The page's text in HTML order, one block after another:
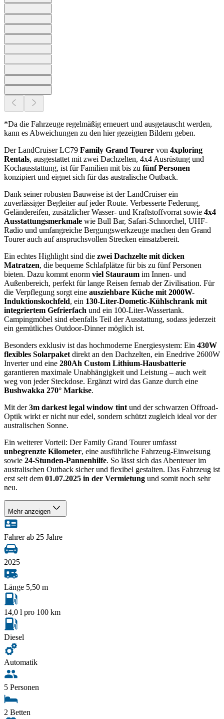
*Da die Fahrzeuge regelmäßig erneuert und ausgetauscht werden,
kann es Abweichungen zu den hier gezeigten Bildern geben.
Der LandCruiser LC79 Family Grand Tourer von 4xploring
Rentals, ausgestattet mit zwei Dachzelten, 4x4 Ausrüstung und
Kochausstattung, ist für Familien mit bis zu fünf Personen
konzipiert und eignet sich für das australische Outback.
Dank seiner robusten Bauweise ist der LandCruiser ein
zuverlässiger Begleiter auf jeder Route. Verbesserte Federung,
Geländereifen, zusätzlicher Wasser- und Kraftstoffvorrat sowie 4x4
Ausstattungsmerkmale wie Bull Bar, Safari-Schnorchel, UHF-
Radio und umfangreiche Bergungswerkzeuge machen den Grand
Tourer auch auf anspruchsvollen Strecken einsatzbereit.
Ein echtes Highlight sind die zwei Dachzelte mit dicken
Matratzen, die bequeme Schlafplätze für bis zu fünf Personen
bieten. Dazu kommt enorm viel Stauraum im Innen- und
Außenbereich, perfekt für lange Reisen fernab der Zivilisation. Für
die Verpflegung sorgt eine ausziehbare Küche mit 2000W-
Induktionskochfeld, ein 130-Liter-Dometic-Kühlschrank mit
integriertem Gefrierfach und ein 100-Liter-Wassertank.
Campingmöbel sind ebenfalls Teil der Ausstattung, sodass jederzeit
ein gemütliches Outdoor-Dinner möglich ist.
Besonders exklusiv ist das hochmoderne Energiesystem: Ein 430W
flexibles Solarpaketdirekt an den Dachzelten, ein Enedrive 2600W
Inverter und eine 280Ah Custom Lithium-Hausbatterie
garantieren maximale Unabhängigkeit und Leistung – auch weit
weg von jeder Steckdose. Ergänzt wird das Ganze durch eine
Bushwakka 270° Markise.
Mit der3m darkest legal window tintund der schwarzen Offroad-
Optik wirkt er nicht nur edel, sondern schützt zugleich ideal vor der
australischen Sonne.
Ein weiterer Vorteil: Der Family Grand Tourer umfasst
unbegrenzte Kilometer, eine ausführliche Fahrzeug-Einweisung
sowie 24-Stunden-Pannenhilfe. So lässt sich das Abenteuer im
australischen Outback sicher und flexibel gestalten. Das Fahrzeug ist
erst seit dem 01.07.2025 in der Vermietung und somit noch sehr
neu.
Mehr anzeigen
Fahrer ab 25 Jahre
2025
Länge 5,50 m
14,0 l pro 100 km
Diesel
Automatik
5 Personen
2 Betten